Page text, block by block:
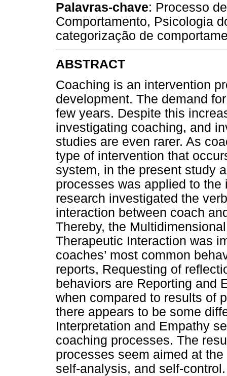
Palavras-chave: Processo
Comportamento, Psicologia
categorização de
ABSTRACT
Coaching is an intervention
development. The demand
few years. Despite this
investigating coaching, and
studies are even rarer. As
type of intervention that
system, in the present study
processes was applied to
research investigated the
interaction between coach
Thereby, the
Therapeutic Interaction was
coaches’ most common
reports, Requesting of
behaviors are Reporting and
when compared to results of
there appears to be some
Interpretation and Empathy
coaching processes. The
processes seem aimed at
self-analysis, and self-control.